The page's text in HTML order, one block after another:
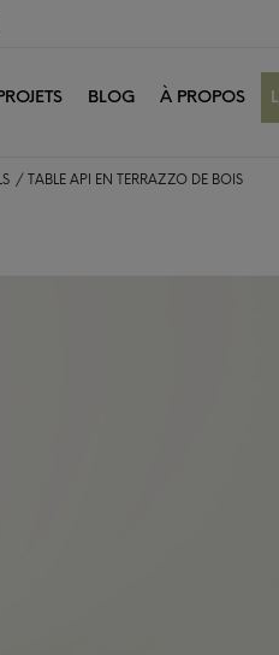
BLOG À PROPOS
TABLE API EN TERRAZZO DE BOIS